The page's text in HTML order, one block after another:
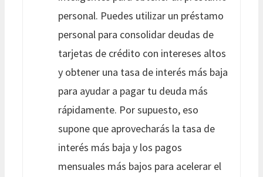
personal. Puedes utilizar un préstamo
personal para consolidar deudas de
tarjetas de crédito con intereses altos
y obtener una tasa de interés más baja
para ayudar a pagar tu deuda más
rápidamente. Por supuesto, eso
supone que aprovecharás la tasa de
interés más baja y los pagos
mensuales más bajos para acelerar el